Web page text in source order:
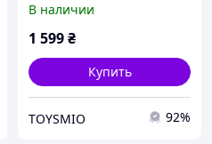
логотипом Luftwaffe
В наличии
1 599₴
Купить
TOYSMIO 92%